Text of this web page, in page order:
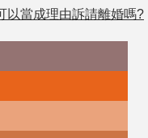
以當成理由訴請離婚嗎?